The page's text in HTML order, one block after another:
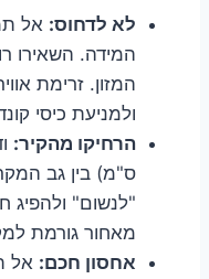
לא לדחוס: אל
המידה. השאירו
המזון. זרימת
ולמניעת כיסי
הרחיקו מהקיר:
ס"מ) בין גב
"לנשום" ולהפיג
מאחור גורמת
אחסון חכם: אל